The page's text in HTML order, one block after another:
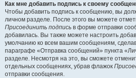
Как мне добавить подпись к своему
Чтобы добавить подпись к сообщению, вы
личном разделе. После этого вы можете
Присоединить подпись в форме отправки
добавилась. Вы также можете настроить
умолчанию ко всем вашим сообщениям,
параграфе «Отправка сообщений» пункта
разделе. Несмотря на это, вы сможете
отдельных сообщениях, убрав флажок
отправки сообщения.